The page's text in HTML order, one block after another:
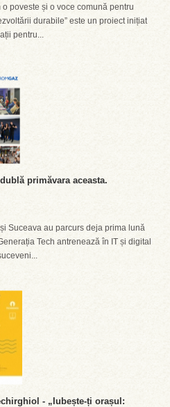
poveste și o voce comună pentru
durabile” este un proiect inițiat
pentru...
primăvara aceasta.
Suceava au parcurs deja prima lună
Tech antrenează în IT și digital
- „Iubește-ți orașul: